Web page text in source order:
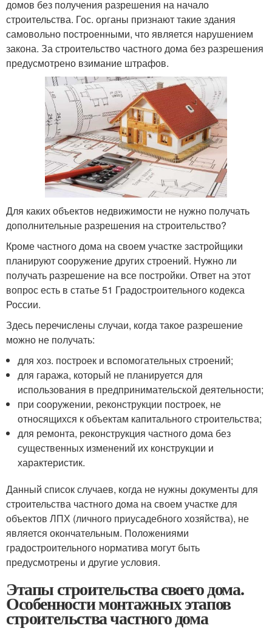
домов без получения разрешения на начало
строительства. Гос. органы признают такие здания
самовольно построенными, что является нарушением
закона. За строительство частного дома без разрешения
предусмотрено взимание штрафов.
Для каких объектов недвижимости не нужно получать
дополнительные разрешения на строительство?
Кроме частного дома на своем участке застройщики
планируют сооружение других строений. Нужно ли
получать разрешение на все постройки. Ответ на этот
вопрос есть в статье 51 Градостроительного кодекса
России.
Здесь перечислены случаи, когда такое разрешение
можно не получать:
для хоз. построек и вспомогательных строений;
для гаража, который не планируется для
использования в предпринимательской деятельности;
при сооружении, реконструкции построек, не
относящихся к объектам капитального строительства;
для ремонта, реконструкция частного дома без
существенных изменений их конструкции и
характеристик.
Данный список случаев, когда не нужны документы для
строительства частного дома на своем участке для
объектов ЛПХ (личного приусадебного хозяйства), не
является окончательным. Положениями
градостроительного норматива могут быть
предусмотрены и другие условия.
Этапы строительства своего дома.
Особенности монтажных этапов
строительства частного дома